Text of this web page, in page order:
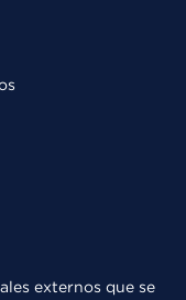
externos que se